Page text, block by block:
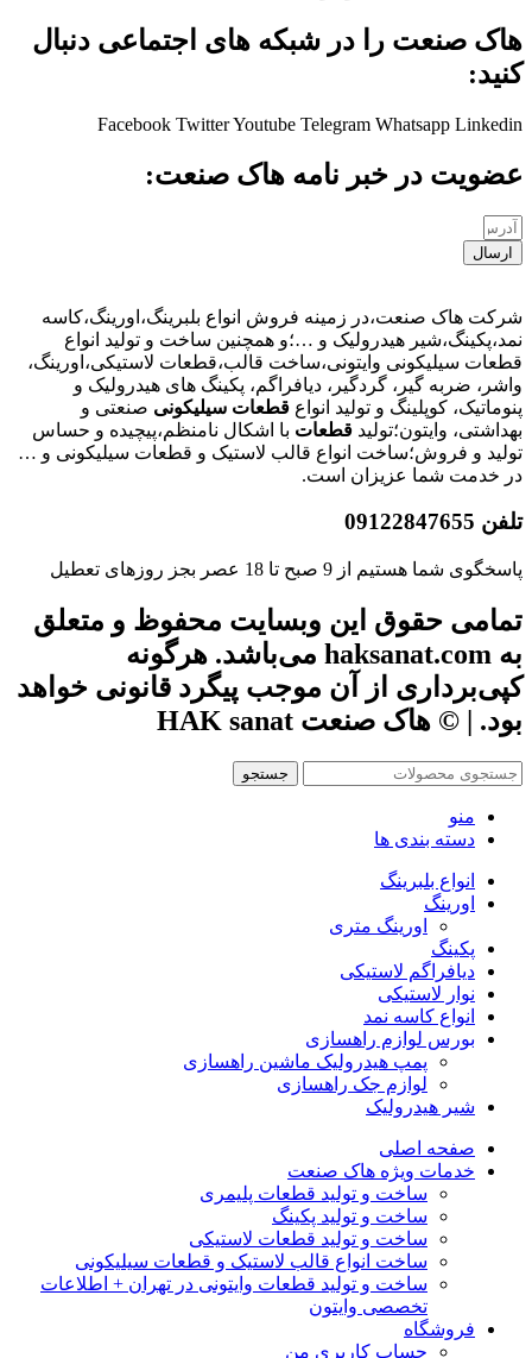
هاک صنعت را در شبکه های اجتماعی دنبال
کنید:
Facebook TwitterYoutube Telegram Whatsapp Linkedin
عضویت در خبر نامه هاک صنعت:
ارسال
شرکت هاک صنعت،در زمینه فروش انواع بلبرینگ،اورینگ،کاسه
نمد،پکینگ،شیر هیدرولیک و …؛و همچنین ساخت و تولید انواع
قطعات سیلیکونی وایتونی،ساخت قالب،قطعات لاستیکی،اورینگ،
واشر، ضربه گیر، گردگیر، دیافراگم، پکینگ های هیدرولیک و
پنوماتیک، کوپلینگ و تولید انواع قطعات سیلیکونی صنعتی و
بهداشتی، وایتون؛تولید قطعات با اشکال نامنظم،پیچیده و حساس
تولید و فروش؛ساخت انواع قالب لاستیک و قطعات سیلیکونی و …
در خدمت شما عزیزان است.
تلفن 09122847655
پاسخگوی شما هستیم از 9 صبح تا 18 عصر بجز روزهای تعطیل
تمامی حقوق این وبسایت محفوظ و متعلق
به haksanat.com می‌باشد. هرگونه
کپی‌برداری از آن موجب پیگرد قانونی خواهد
بود. | © هاک صنعت HAK sanat
جستجو
منو
دسته بندی ها
انواع بلبرینگ
اورینگ
اورینگ متری
پکینگ
دیافراگم لاستیکی
نوار لاستیکی
انواع کاسه نمد
بورس لوازم راهسازی
پمپ هیدرولیک ماشین راهسازی
لوازم جک راهسازی
شیر هیدرولیک
صفحه اصلی
خدمات ویژه هاک صنعت
ساخت و تولید قطعات پلیمری
ساخت و تولید پکینگ
ساخت و تولید قطعات لاستیکی
ساخت انواع قالب لاستیک و قطعات سیلیکونی
ساخت و تولید قطعات وایتونی در تهران + اطلاعات
تخصصی وایتون
فروشگاه
حساب کاربری من